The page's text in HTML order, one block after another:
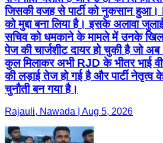
जिसकी वजह से पार्टी को नुकसान
को मुद्दा बना लिया है। इसके अलावा
सचिव को धमकाने के मामले में उनके
पेज की चार्जशीट दायर हो चुकी है जो
कुल मिलाकर अभी RJD के भीतर भाई
की लड़ाई तेज हो गई है और पार्टी नेतृत्व
चुनौती बन गया है।
Rajauli, Nawada | Aug 5, 2026